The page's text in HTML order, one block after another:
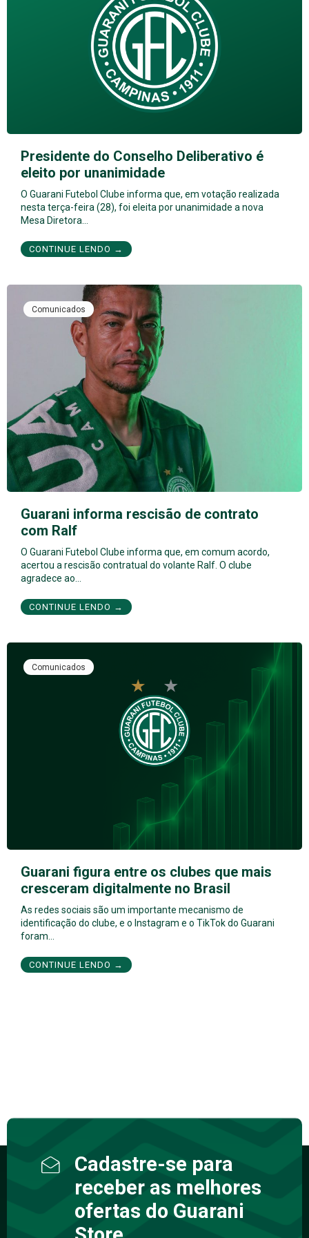
Presidente do Conselho Deliberativo é
eleito por unanimidade
O Guarani Futebol Clube informa que, em votação realizada
nesta terça-feira (28), foi eleita por unanimidade a nova
Mesa Diretora…
CONTINUE LENDO →
Comunicados
Guarani informa rescisão de contrato
com Ralf
O Guarani Futebol Clube informa que, em comum acordo,
acertou a rescisão contratual do volante Ralf. O clube
agradece ao…
CONTINUE LENDO →
Comunicados
Guarani figura entre os clubes que mais
cresceram digitalmente no Brasil
As redes sociais são um importante mecanismo de
identificação do clube, e o Instagram e o TikTok do Guarani
foram…
CONTINUE LENDO →
Cadastre-se para
receber as melhores
ofertas do Guarani